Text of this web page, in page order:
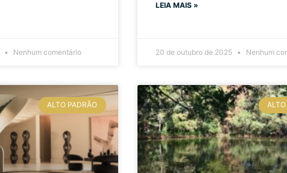
Nenhum comentário
LEIA MAIS »
20 de outubro de 2025 Nenhum
ALTO PADRÃO